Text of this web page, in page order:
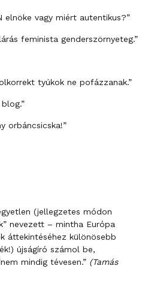
elnöke vagy miért autentikus?”
feminista genderszörnyeteg.”
tyúkok ne pofázzanak.”
orbáncsicska!”
(jellegzetes módon
nevezett – mintha Európa
áttekintéséhez különösebb
újságíró számol be,
mindig tévesen.” (Tamás